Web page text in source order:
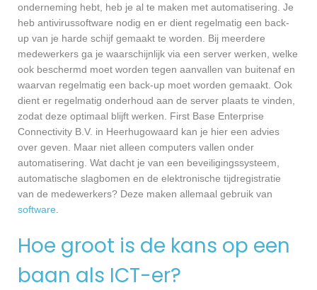
onderneming hebt, heb je al te maken met automatisering. Je
heb antivirussoftware nodig en er dient regelmatig een back-
up van je harde schijf gemaakt te worden. Bij meerdere
medewerkers ga je waarschijnlijk via een server werken, welke
ook beschermd moet worden tegen aanvallen van buitenaf en
waarvan regelmatig een back-up moet worden gemaakt. Ook
dient er regelmatig onderhoud aan de server plaats te vinden,
zodat deze optimaal blijft werken. First Base Enterprise
Connectivity B.V. in Heerhugowaard kan je hier een advies
over geven. Maar niet alleen computers vallen onder
automatisering. Wat dacht je van een beveiligingssysteem,
automatische slagbomen en de elektronische tijdregistratie
van de medewerkers? Deze maken allemaal gebruik van
software
Hoe groot is de kans op een
baan als ICT-er?